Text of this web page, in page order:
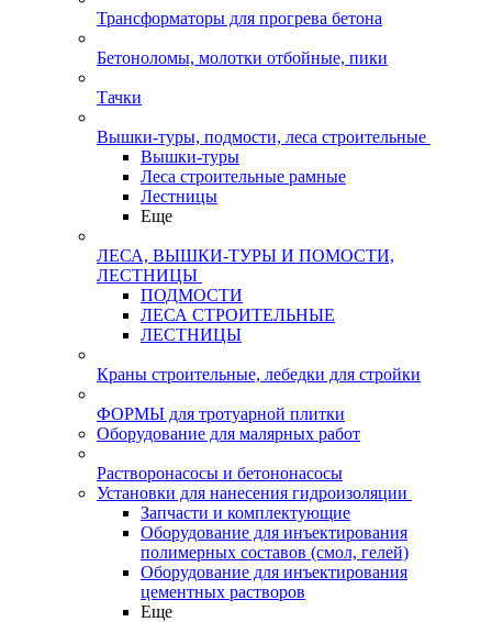
Трансформаторы для прогрева бетона
Бетоноломы, молотки отбойные, пики
Тачки
Вышки-туры, подмости, леса строительные
Вышки-туры
Леса строительные рамные
Лестницы
Еще
ЛЕСА, ВЫШКИ-ТУРЫ И ПОМОСТИ,
ЛЕСТНИЦЫ
ПОДМОСТИ
ЛЕСА СТРОИТЕЛЬНЫЕ
ЛЕСТНИЦЫ
Краны строительные, лебедки для стройки
ФОРМЫ для тротуарной плитки
Оборудование для малярных работ
Растворонасосы и бетононасосы
Установки для нанесения гидроизоляции
Запчасти и комплектующие
Оборудование для инъектирования
полимерных составов (смол, гелей)
Оборудование для инъектирования
цементных растворов
Еще